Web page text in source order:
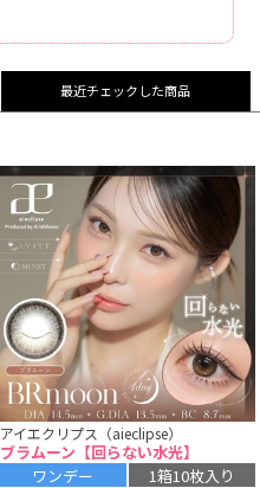
最近チェックした商品
アイエクリプス（aieclipse）
ブラムーン【回らない水光】
ワンデー
1箱10枚入り